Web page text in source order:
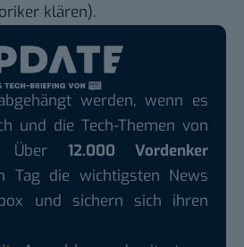
klären).
werden, wenn es
und die Tech-Themen von
Über 12.000 Vordenker
Tag die wichtigsten News
und sichern sich ihren